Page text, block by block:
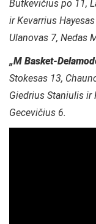
Butkevičius po 11,
ir Kevarrius
Ulanovas 7, Nedas
„M Basket-
Stokesas 13,
Giedrius Staniulis ir
Gecevičius 6.